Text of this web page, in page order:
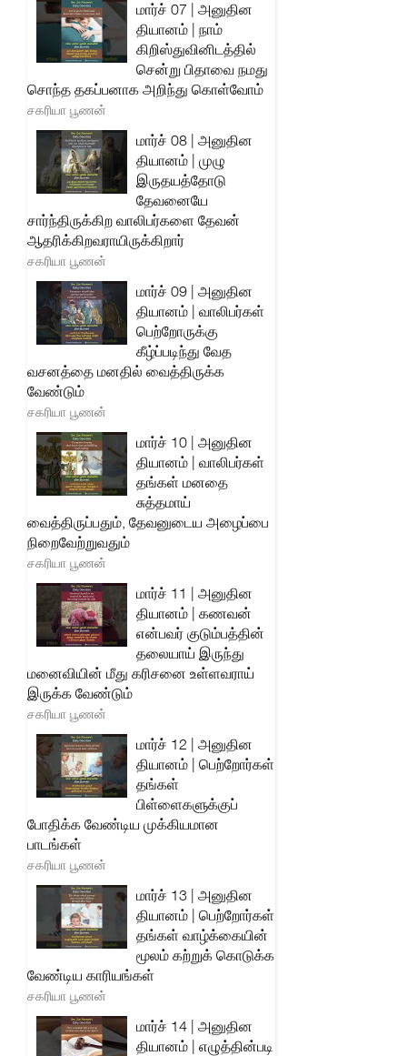
மார்ச் 07 | அனுதின
தியானம் | நாம்
கிறிஸ்துவினிடத்தில்
சென்று பிதாவை நமது
சொந்த தகப்பனாக அறிந்து கொள்வோம்
சகரியா பூணன்
மார்ச் 08 | அனுதின
தியானம் | முழு
இருதயத்தோடு
தேவனையே
சார்ந்திருக்கிற வாலிபர்களை தேவன்
ஆதரிக்கிறவராயிருக்கிறார்
சகரியா பூணன்
மார்ச் 09 | அனுதின
தியானம் | வாலிபர்கள்
பெற்றோருக்கு
கீழ்ப்படிந்து வேத
வசனத்தை மனதில் வைத்திருக்க
வேண்டும்
சகரியா பூணன்
மார்ச் 10 | அனுதின
தியானம் | வாலிபர்கள்
தங்கள் மனதை
சுத்தமாய்
வைத்திருப்பதும், தேவனுடைய அழைப்பை
நிறைவேற்றுவதும்
சகரியா பூணன்
மார்ச் 11 | அனுதின
தியானம் | கணவன்
என்பவர் குடும்பத்தின்
தலையாய் இருந்து
மனைவியின் மீது கரிசனை உள்ளவராய்
இருக்க வேண்டும்
சகரியா பூணன்
மார்ச் 12 | அனுதின
தியானம் | பெற்றோர்கள்
தங்கள்
பிள்ளைகளுக்குப்
போதிக்க வேண்டிய முக்கியமான
பாடங்கள்
சகரியா பூணன்
மார்ச் 13 | அனுதின
தியானம் | பெற்றோர்கள்
தங்கள் வாழ்க்கையின்
மூலம் கற்றுக் கொடுக்க
வேண்டிய காரியங்கள்
சகரியா பூணன்
மார்ச் 14 | அனுதின
தியானம் | எழுத்தின்படி